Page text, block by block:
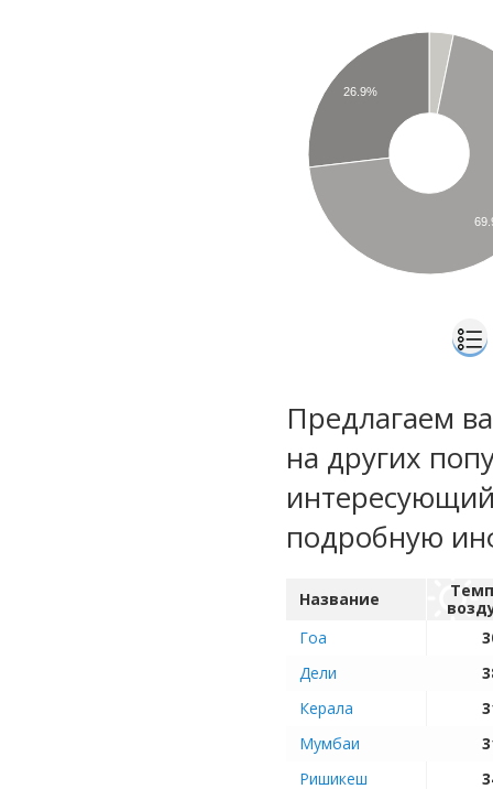
26.9%
Предлагаем
на других
подробную
Название
Гоа
Дели
Керала
Мумбаи
Ришикеш